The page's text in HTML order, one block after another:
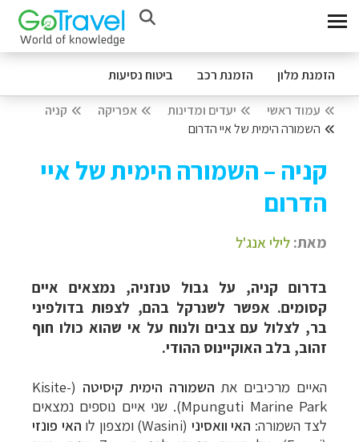
הזמנת מלון הזמנת רכב ביטוח נסיעות
עמוד ראשי יעדים ומדינות אפריקה
קניה
השמורה הימית של איי הדרום
קניה – השמורה הימית של איי
הדרום
מאת: לילי אנג'ל
בדרום קניה, על גבול טנזניה, נמצאים איים
קסומים. אפשר לשנרקל בהם, לצפות בדולפיני
בר, לצלול עם צבים ולנוח על אי שהוא כולו חוף
זהוב, בלב האוקיינוס ההודי.
האיים מרכיבים את השמורה הימית קיסיטה (
Kisite-
Mpunguti Marine Park). שני איים נוספים נמצאים
לצד השמורה: האי וואסיני (
Wasini) ומצפון לו האי פונזי